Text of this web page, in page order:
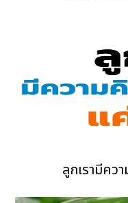
ลูกเรามีคว